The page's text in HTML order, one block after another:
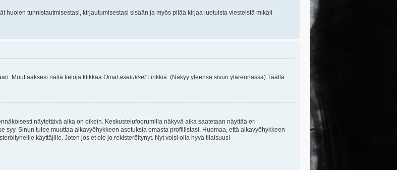
huolen tunnistautmisestasi, kirjautumisestasi sisään ja myös pitää kirjaa luetuista viesteistä mikäli
Muuttaaksesi näitä tietoja klikkaa Omat asetuksetLinkkiä. (Näkyy yleensä sivun yläreunassa) Täällä
näytettävä aika on oikein. Keskustelufoorumilla näkyvä aika saatetaan näyttää eri
syy. Sinun tulee muuttaa aikavyöhykkeen asetuksia omasta profiilistasi. Huomaa, että aikavyöhykkeen
käyttäjille. Joten jos et ole jo rekisteröitynyt. Nyt voisi olla hyvä tilaisuus!